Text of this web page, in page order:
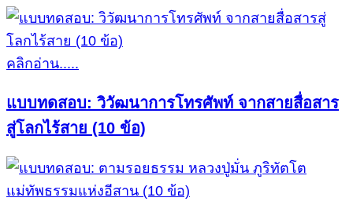
คลิกอ่าน.....
แบบทดสอบ: วิวัฒนาการโทรศัพท์ จากสายสื่อสาร
สู่โลกไร้สาย (10 ข้อ)